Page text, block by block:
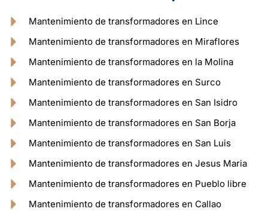
Mantenimiento de transformadores en Lince
Mantenimiento de transformadores en Miraflores
Mantenimiento de transformadores en la Molina
Mantenimiento de transformadores en Surco
Mantenimiento de transformadores en San Isidro
Mantenimiento de transformadores en San Borja
Mantenimiento de transformadores en San Luis
Mantenimiento de transformadores en Jesus Maria
Mantenimiento de transformadores en Pueblo libre
Mantenimiento de transformadores en Callao